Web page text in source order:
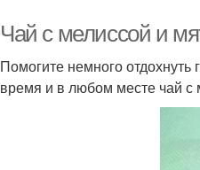
Чай с мелиссой и
Помогите немного
время и в любом месте чай